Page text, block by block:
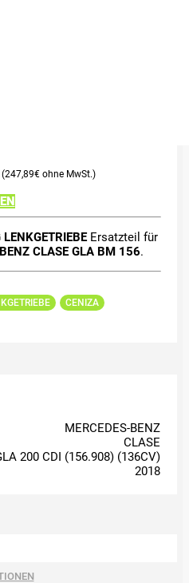
247,89€
Ersatzteil für
CLASE GLA BM 156.
CENIZA
MERCEDES-BENZ
CLASE
200 CDI (156.908) (136CV)
2018